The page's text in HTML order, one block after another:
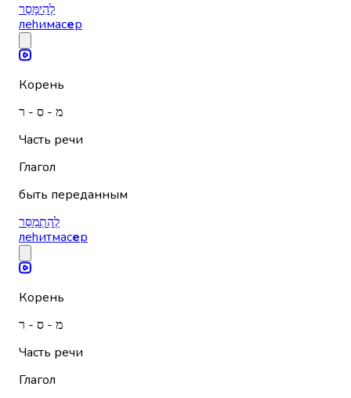
לְהִימָּסֵר
леhимасер
Корень
מ - ס - ר
Часть речи
Глагол
быть переданным
לְהִתְמַסֵּר
леhитмасер
Корень
מ - ס - ר
Часть речи
Глагол